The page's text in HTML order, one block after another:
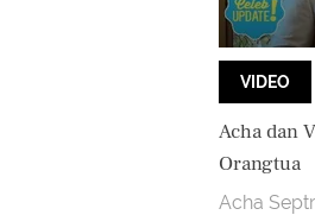
VIDEO
Acha dan
Orangtua
Acha